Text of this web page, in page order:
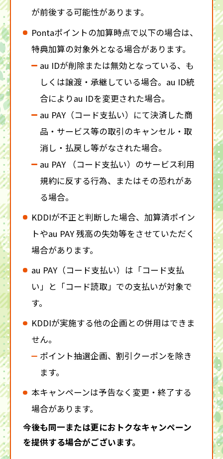
が前後する可能性があります。
Pontaポイントの加算時点で以下の場合は、
特典加算の対象外となる場合があります。
au IDが削除または無効となっている、も
しくは譲渡・承継している場合。au ID統
合によりau IDを変更された場合。
au PAY（コード支払い）にて決済した商
品・サービス等の取引のキャンセル・取
消し・払戻し等がなされた場合。
au PAY （コード支払い）のサービス利用
規約に反する行為、またはその恐れがあ
る場合。
KDDIが不正と判断した場合、加算済ポイン
トやau PAY 残高の失効等をさせていただく
場合があります。
au PAY（コード支払い）は「コード支払
い」と「コード読取」での支払いが対象で
す。
KDDIが実施する他の企画との併用はできま
せん。
ポイント抽選企画、割引クーポンを除き
ます。
本キャンペーンは予告なく変更・終了する
場合があります。
今後も同一または更におトクなキャンペーン
を提供する場合がございます。